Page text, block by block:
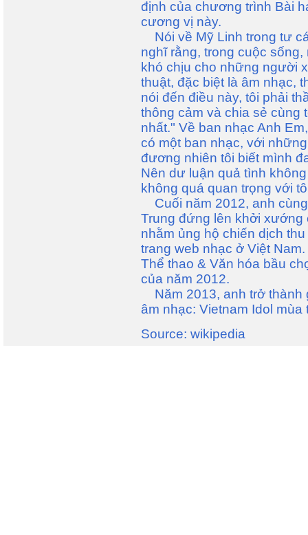
định của chương trình Bài
cương vị này.
Nói về Mỹ Linh trong tư
nghĩ rằng, trong cuộc
khó chịu cho những người
thuật, đặc biệt là âm nhạc,
nói đến điều này, tôi phải
thông cảm và chia sẻ cùng
nhất." Về ban nhạc Anh
có một ban nhạc, với
đương nhiên tôi biết mình
Nên dư luận quả tình
không quá quan trọng với
Cuối năm 2012, anh
Trung đứng lên khởi
nhằm ủng hộ chiến dịch
trang web nhạc ở Việt
Thể thao & Văn hóa bầu
của năm 2012.
Năm 2013, anh trở thành
âm nhạc: Vietnam Idol mùa
Source: wikipedia